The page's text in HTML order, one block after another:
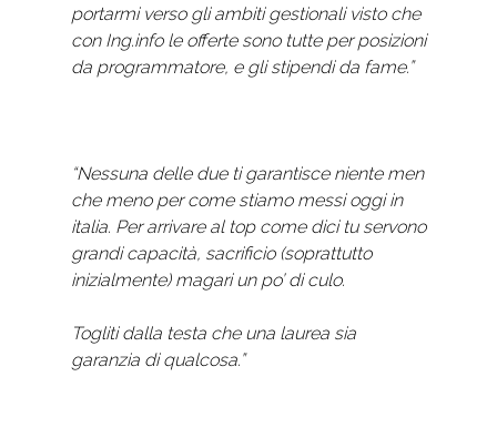
portarmi verso gli ambiti gestionali visto che
con Ing.info le offerte sono tutte per posizioni
da programmatore, e gli stipendi da fame.”
“Nessuna delle due ti garantisce niente men
che meno per come stiamo messi oggi in
italia. Per arrivare al top come dici tu servono
grandi capacità, sacrificio (soprattutto
inizialmente) magari un po’ di culo.
Togliti dalla testa che una laurea sia
garanzia di qualcosa.”